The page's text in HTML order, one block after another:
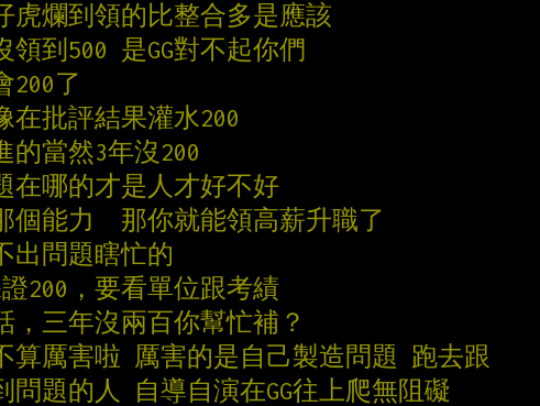
虎爛到領的比整合多是應該
到500 是GG對不起你們
200了
在批評結果灌水200
當然3年沒200
在哪的才是人才好不好
個能力  那你就能領高薪升職了
出問題瞎忙的
200，要看單位跟考績
，三年沒兩百你幫忙補？
算厲害啦 厲害的是自己製造問題 跑去跟
題的人 自導自演在GG往上爬無阻礙